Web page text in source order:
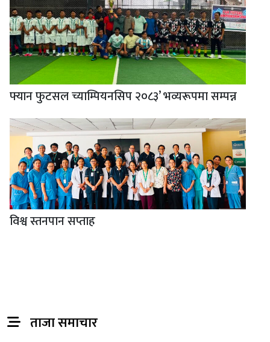
फ्यान फुटसल च्याम्पियनसिप २०८३’ भव्यरूपमा सम्पन्न
विश्व स्तनपान सप्ताह
ताजा समाचार